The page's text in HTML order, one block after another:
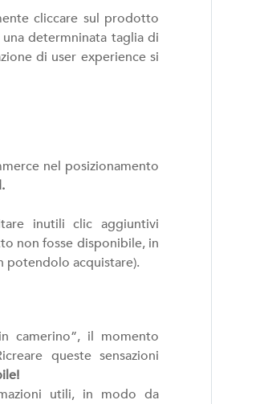
cliccare sul prodotto
determninata taglia di
di user experience si
nel posizionamento
inutili clic aggiuntivi
non fosse disponibile, in
potendolo acquistare).
camerino”, il momento
queste sensazioni
utili, in modo da
BACK OFFICE E GESTIONALI
Ti Aiutiamo a Controllare
Tempo Reale,
su Misura.
Ci Occupiamo di Social
le tue Campagne ADS
Possiamo Indicizzare e
Ricerca, in Prima Pagina di